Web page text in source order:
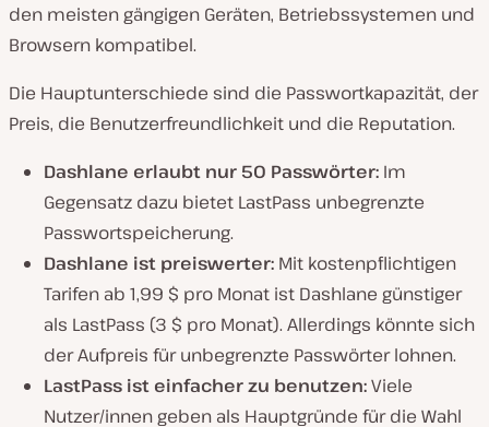
den meisten gängigen Geräten, Betriebssystemen und
Browsern kompatibel.
Die Hauptunterschiede sind die Passwortkapazität, der
Preis, die Benutzerfreundlichkeit und die Reputation.
Dashlane erlaubt nur 50 Passwörter: Im
Gegensatz dazu bietet LastPass unbegrenzte
Passwortspeicherung.
Dashlane ist preiswerter: Mit kostenpflichtigen
Tarifen ab 1,99 $ pro Monat ist Dashlane günstiger
als LastPass (3 $ pro Monat). Allerdings könnte sich
der Aufpreis für unbegrenzte Passwörter lohnen.
LastPass ist einfacher zu benutzen:Viele
Nutzer/innen geben als Hauptgründe für die Wahl